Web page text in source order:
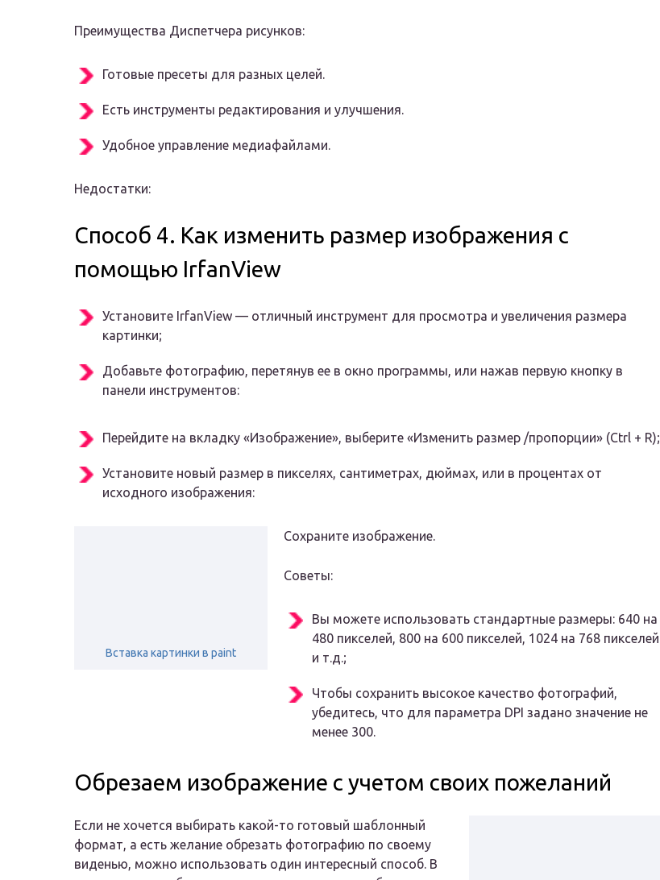
Преимущества Диспетчера рисунков:
Готовые пресеты для разных целей.
Есть инструменты редактирования и улучшения.
Удобное управление медиафайлами.
Недостатки:
Способ 4. Как изменить размер изображения с
помощью IrfanView
Установите IrfanView — отличный инструмент для просмотра и увеличения размера
картинки;
Добавьте фотографию, перетянув ее в окно программы, или нажав первую кнопку в
панели инструментов:
Перейдите на вкладку «Изображение», выберите «Изменить размер /пропорции» (Ctrl + R);
Установите новый размер в пикселях, сантиметрах, дюймах, или в процентах от
исходного изображения:
Вставка картинки в paint
Сохраните изображение.
Советы:
Вы можете использовать стандартные размеры: 640 на
480 пикселей, 800 на 600 пикселей, 1024 на 768 пикселей
и т.д.;
Чтобы сохранить высокое качество фотографий,
убедитесь, что для параметра DPI задано значение не
менее 300.
Обрезаем изображение с учетом своих пожеланий
Если не хочется выбирать какой-то готовый шаблонный
формат, а есть желание обрезать фотографию по своему
виденью, можно использовать один интересный способ. В